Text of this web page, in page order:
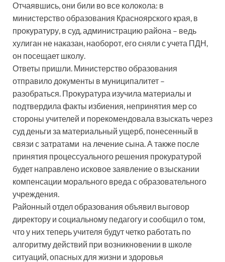
Отчаявшись, они били во все колокола: в
министерство образования Красноярского края, в
прокуратуру, в суд, администрацию района – ведь
хулиган не наказан, наоборот, его сняли с учета ПДН,
он посещает школу.
Ответы пришли. Министерство образования
отправило документы в муниципалитет –
разобраться. Прокуратура изучила материалы и
подтвердила факты избиения, непринятия мер со
стороны учителей и порекомендовала взыскать через
суд деньги за материальный ущерб, понесенный в
связи с затратами на лечение сына. А также после
принятия процессуального решения прокуратурой
будет направлено исковое заявление о взыскании
компенсации морального вреда с образовательного
учреждения.
Районный отдел образования объявил выговор
директору и социальному педагогу и сообщил о том,
что у них теперь учителя будут четко работать по
алгоритму действий при возникновении в школе
ситуаций, опасных для жизни и здоровья